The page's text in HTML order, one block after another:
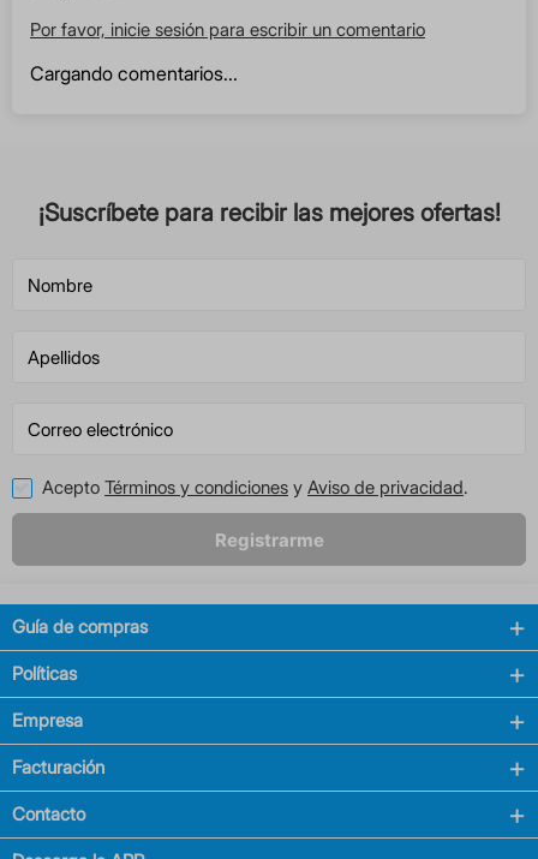
Por favor, inicie sesión para escribir un comentario
Cargando comentarios...
¡Suscríbete para recibir las mejores ofertas!
Acepto Términos y condiciones y Aviso de privacidad.
Registrarme
Guía de compras
Políticas
Empresa
Facturación
Contacto